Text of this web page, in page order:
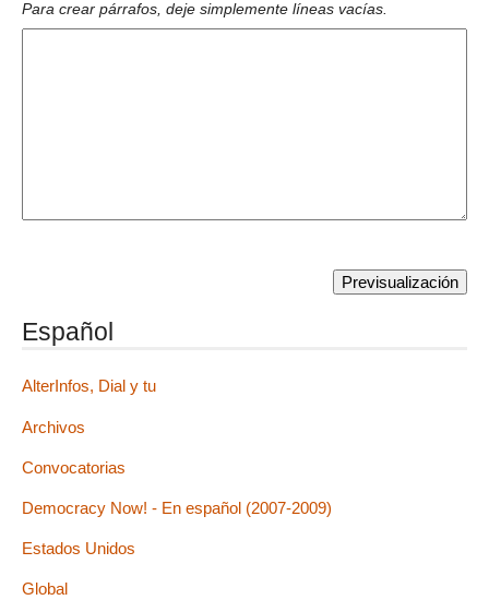
Para crear párrafos, deje simplemente líneas vacías.
Español
AlterInfos, Dial y tu
Archivos
Convocatorias
Democracy Now! - En español (2007-2009)
Estados Unidos
Global